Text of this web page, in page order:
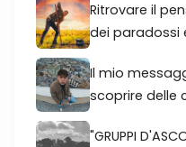
Ritrovare il
dei paradossi
Il mio
scoprire delle
"GRUPPI